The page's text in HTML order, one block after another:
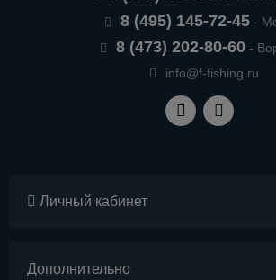
8 (495) 145-72-45-
8 (473) 202-80-60-
info@f-fishing.ru
Личный кабинет
Дополнительно